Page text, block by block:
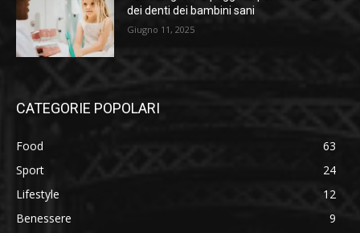
dei denti dei bambini sani
Giugno 11, 2025
CATEGORIE POPOLARI
Food
63
Sport
24
Lifestyle
12
Benessere
9